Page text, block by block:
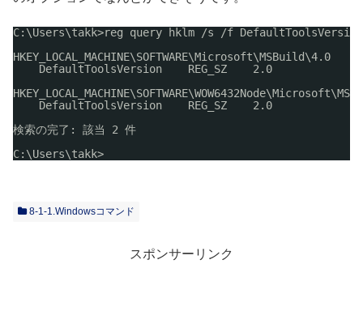
C:\Users\takk>reg query hklm /s /f DefaultToolsVersion
HKEY_LOCAL_MACHINE\SOFTWARE\Microsoft\MSBuild\4.0
DefaultToolsVersion    REG_SZ    2.0
DefaultToolsVersion    REG_SZ    2.0
検索の完了: 該当 2 件
C:\Users\takk>
8-1-1.Windowsコマンド
スポンサーリンク